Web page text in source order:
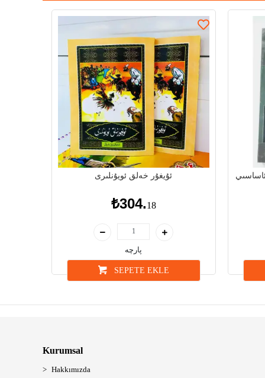
ئۇيغۇر خەلق ئويۇنلىرى
₺304.18
پارچە
SEPETE EKLE
Kurumsal
Hakkımızda